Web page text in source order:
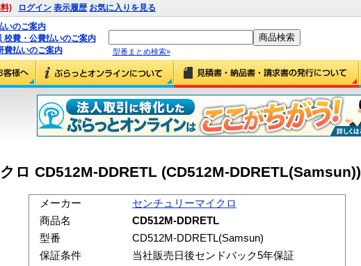
) ログイン 表示履歴 お気に入りを見る
いのご案内
校費・公費払いのご案内
費払いのご案内
型番まとめ検索»
ロ CD512M-DDRETL (CD512M-DDRETL(Samsun))
メーカー
センチュリーマイクロ
商品名
CD512M-DDRETL
型番
CD512M-DDRETL(Samsun)
保証条件
当社販売日後センドバック5年保証